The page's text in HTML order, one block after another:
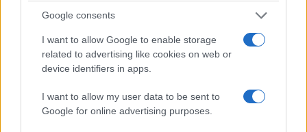
Google consents
I want to allow Google to enable storage
related to advertising like cookies on web or
device identifiers in apps.
I want to allow my user data to be sent to
Google for online advertising purposes.
njegovim rukama, za koje je Bijela kuća tvrdila da su
posljedica svakodnevnog uzimanja aspirina i
brojnih rukovanja, piše Mirror.
Prema službenim podacima, Trump svakodnevno
srčanih bolesti. Sam predsjednik ranije je izjavio da
upravo ta terapija uzrokuje pojavu modrica.